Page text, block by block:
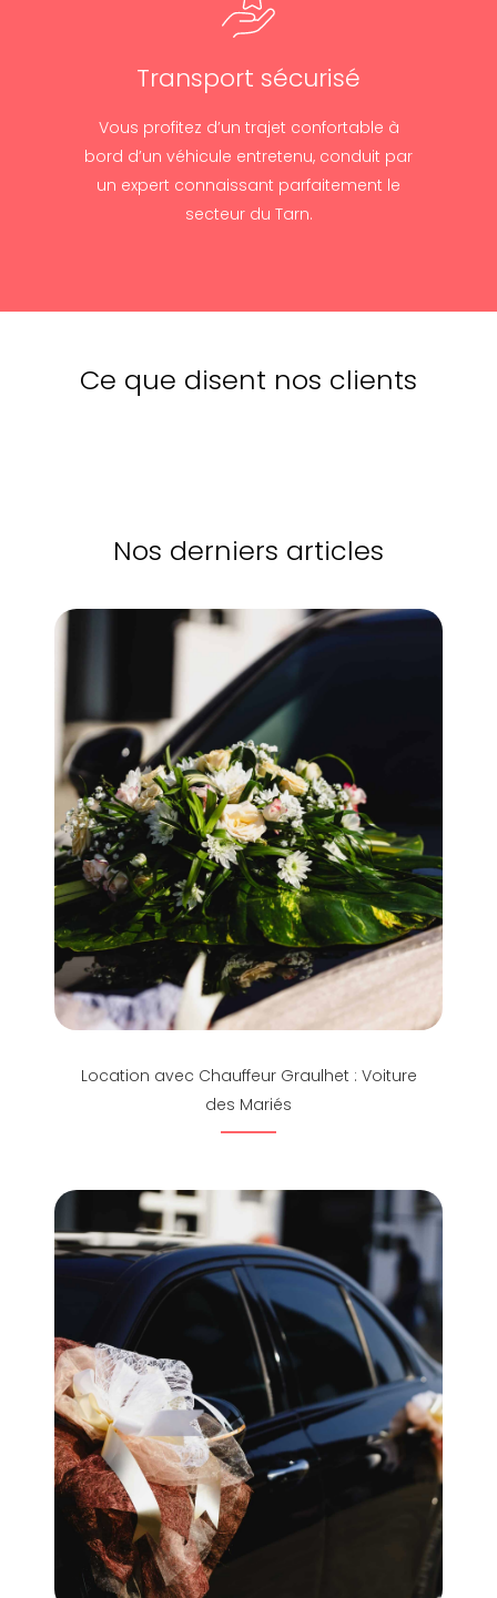
Transport sécurisé
Vous profitez d’un trajet confortable à
bord d’un véhicule entretenu, conduit par
un expert connaissant parfaitement le
secteur du Tarn.
Ce que disent nos clients
Nos derniers articles
Location avec Chauffeur Graulhet : Voiture
des Mariés